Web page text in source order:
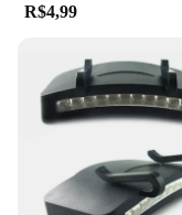
R$4,99